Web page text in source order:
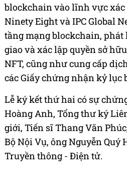
blockchain vào lĩnh vực xác
Ninety Eight và IPC Global
tầng mạng blockchain,
giao và xác lập quyền sở
NFT, cũng như cung cấp
các Giấy chứng nhận kỷ lục
Lễ ký kết thứ hai có sự
Hoàng Anh, Tổng thư ký
giới, Tiến sĩ Thang Văn
Bộ Nội Vụ, ông Nguyễn Quý
Truyền thông - Điện tử.